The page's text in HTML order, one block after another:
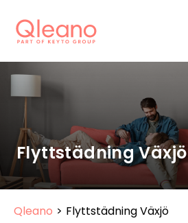
Flyttstädning Växjö
Qleano > Flyttstädning Växjö